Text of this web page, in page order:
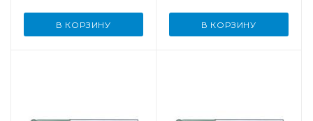
В КОРЗИНУ В КОРЗИНУ